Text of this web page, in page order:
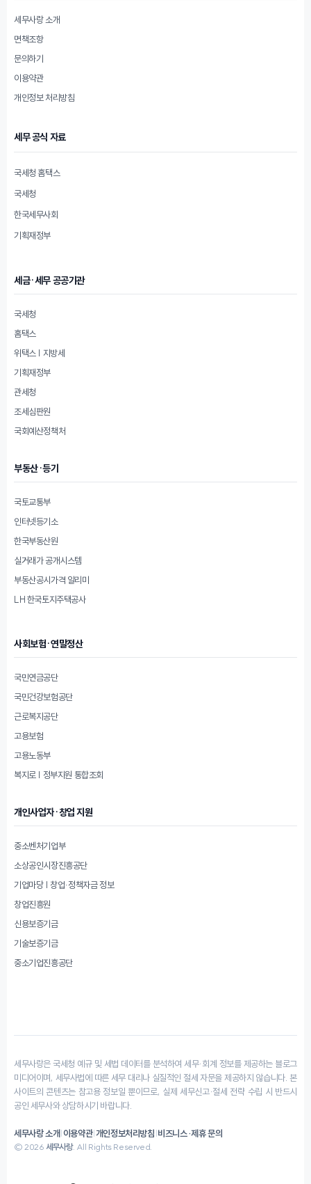
세무사랑 소개
면책조항
문의하기
이용약관
개인정보 처리방침
세무 공식 자료
국세청 홈택스
국세청
한국세무사회
기획재정부
세금·세무 공공기관
국세청
홈택스
위택스 | 지방세
기획재정부
관세청
조세심판원
국회예산정책처
부동산·등기
국토교통부
인터넷등기소
한국부동산원
실거래가 공개시스템
부동산공시가격 알리미
LH 한국토지주택공사
사회보험·연말정산
국민연금공단
국민건강보험공단
근로복지공단
고용보험
고용노동부
복지로 | 정부지원 통합조회
개인사업자·창업 지원
중소벤처기업부
소상공인시장진흥공단
기업마당 | 창업·정책자금 정보
창업진흥원
신용보증기금
기술보증기금
중소기업진흥공단
세무사랑은 국세청 예규 및 세법 데이터를 분석하여 세무·회계 정보를 제공하는 블로그
미디어이며, 세무사법에 따른 세무 대리나 실질적인 절세 자문을 제공하지 않습니다. 본
사이트의 콘텐츠는 참고용 정보일 뿐이므로, 실제 세무신고·절세 전략 수립 시 반드시
공인 세무사와 상담하시기 바랍니다.
세무사랑 소개|이용약관|개인정보처리방침|비즈니스·제휴 문의
© 2026 세무사랑. All Rights Reserved.